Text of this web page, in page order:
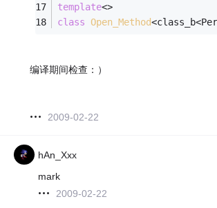
template<>
class
Open_Method<
编译期间检查：）
2009-02-22
hAn_Xxx
mark
2009-02-22